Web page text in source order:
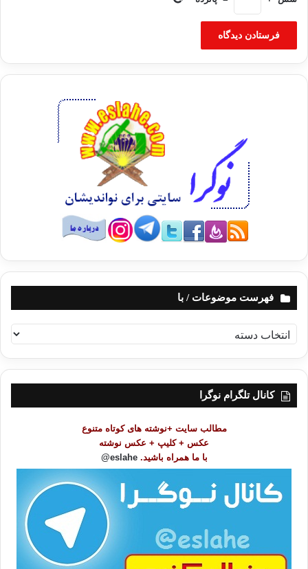
فهرست موضوعات / با
ه
ر
کانال تلگرام نوگرا
مطالب سایت +نوشته های کوتاه متنوع
عکس + کلیپ + عکس نوشته
با ما همراه باشید. eslahe@